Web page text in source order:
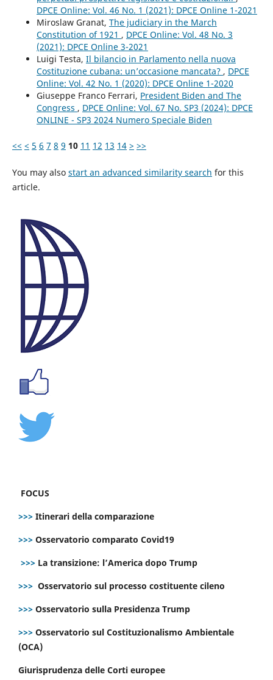
DPCE Online: Vol. 46 No. 1 (2021): DPCE Online 1-2021
Miroslaw Granat, The judiciary in the March
Constitution of 1921 , DPCE Online: Vol. 48 No. 3
(2021): DPCE Online 3-2021
Luigi Testa, Il bilancio in Parlamento nella nuova
Costituzione cubana: un’occasione mancata? , DPCE
Online: Vol. 42 No. 1 (2020): DPCE Online 1-2020
Giuseppe Franco Ferrari, President Biden and The
Congress , DPCE Online: Vol. 67 No. SP3 (2024): DPCE
ONLINE - SP3 2024 Numero Speciale Biden
<< < 5 6 7 8 9 10 11 12 13 14 > >>
You may also start an advanced similarity search for this
article.
FOCUS
>>> Itinerari della comparazione
>>> Osservatorio comparato Covid19
>>> La transizione: l’America dopo Trump
>>> Osservatorio sul processo costituente cileno
>>> Osservatorio sulla Presidenza Trump
>>> Osservatorio sul Costituzionalismo Ambientale
(OCA)
Giurisprudenza delle Corti europee